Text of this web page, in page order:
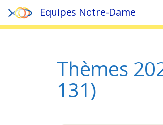
Equipes Notre-Dame
Thèmes
131)